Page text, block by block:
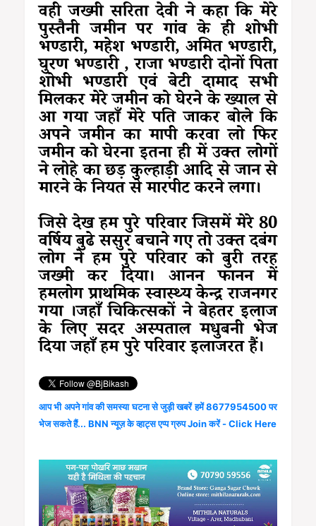
वही जख्मी सरिता देवी ने कहा कि मेरे
पुस्तैनी जमीन पर गांव के ही शोभी
भण्डारी, महेश भण्डारी, अमित भण्डारी,
घुरण भण्डारी , राजा भण्डारी दोनों पिता
शोभी भण्डारी एवं बेटी दामाद सभी
मिलकर मेरे जमीन को घेरने के ख्याल से
आ गया जहाँ मेरे पति जाकर बोले कि
अपने जमीन का मापी करवा लो फिर
जमीन को घेरना इतना ही में उक्त लोगों
ने लोहे का छड़ कुल्हाड़ी आदि से जान से
मारने के नियत से मारपीट करने लगा।
जिसे देख हम पुरे परिवार जिसमें मेरे 80
वर्षिय बुढे ससुर बचाने गए तो उक्त दबंग
लोग ने हम पुरे परिवार को बुरी तरह
जख्मी कर दिया। आनन फानन में
हमलोग प्राथमिक स्वास्थ्य केन्द्र राजनगर
गया ।जहाँ चिकित्सकों ने बेहतर इलाज
के लिए सदर अस्पताल मधुबनी भेज
दिया जहाँ हम पुरे परिवार इलाजरत हैं।
आप भी अपने गांव की समस्या घटना से जुड़ी खबरें हमें 8677954500 पर
भेज सकते हैं... BNN न्यूज़ के व्हाट्स एप्प ग्रुप Join करें - Click Here